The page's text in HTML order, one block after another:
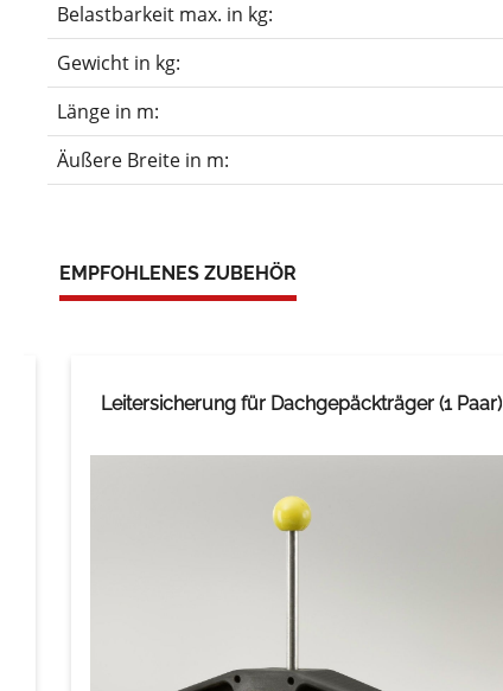
Belastbarkeit max. in kg:
Gewicht in kg:
Länge in m:
Äußere Breite in m:
EMPFOHLENES ZUBEHÖR
Leitersicherung für Dachgepäckträger (1 Paar)